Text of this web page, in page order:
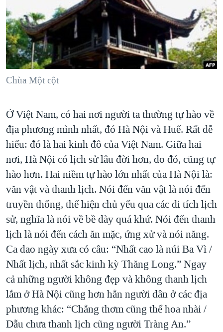
"Tìm"NGƯỜI VIỆT HẢI NGOẠI
ĐỜI SỐNG
KINH TẾ
KHOA HỌC
SỨC KHOẺ
THỂ THAO
GIÁO DỤC
HÀNH TRÌNH BẦU CỬ 2024
MỘT NĂM CHIẾN TRANH TẠI DẢI GAZA
GIẢI MÃ VÀNH ĐAI & CON ĐƯỜNG
GROUND ZERO – XƯA VÀ NAY
CHI PHÍ CHIẾN TRANH AFGHANISTAN
CÁC GIÁ TRỊ CỘNG HÒA Ở VIỆT NAM
THƯỢNG ĐỈNH TRUMP-KIM TẠI VIỆT NAM
TRỊNH VĨNH BÌNH VS. CHÍNH PHỦ VIỆT NAM
NGƯ DÂN VIỆT VÀ LÀN SÓNG TRỘM HẢI SÂM
BÊN KIA QUỐC LỘ: TIẾNG VỌNG TỪ NÔNG THÔN MỸ
QUAN HỆ VIỆT MỸ
VIDEO
NGHE
MẠNG XÃ HỘI
Chùa Một cột
Ở Việt Nam, có hai nơi người ta thường tự hào về
địa phương mình nhất, đó Hà Nội và Huế. Rất dễ
hiểu: đó là hai kinh đô của Việt Nam. Giữa hai
nơi, Hà Nội có lịch sử lâu đời hơn, do đó, cũng tự
hào hơn. Hai niềm tự hào lớn nhất của Hà Nội là:
văn vật và thanh lịch. Nói đến văn vật là nói đến
truyền thống, thể hiện chủ yếu qua các di tích lịch
sử, nghĩa là nói về bề dày quá khứ. Nói đến thanh
lịch là nói đến cách ăn mặc, ứng xử và nói năng.
Ca dao ngày xưa có câu: “Nhất cao là núi Ba Vì /
Nhất lịch, nhất sắc kinh kỳ Thăng Long.” Ngay
cả những người không đẹp và không thanh lịch
lắm ở Hà Nội cũng hơn hẳn người dân ở các địa
phương khác: “Chẳng thơm cũng thể hoa nhài /
Dẫu chưa thanh lịch cũng người Tràng An.”